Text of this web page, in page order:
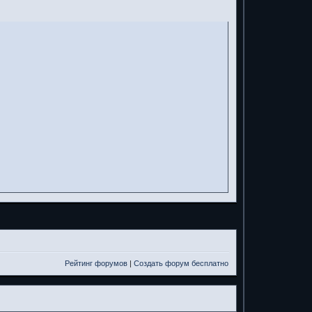
Рейтинг форумов |Создать форум бесплатно